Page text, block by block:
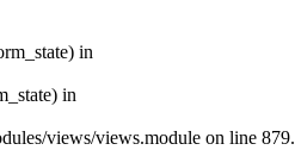
in
in
views/views.module on line 879.